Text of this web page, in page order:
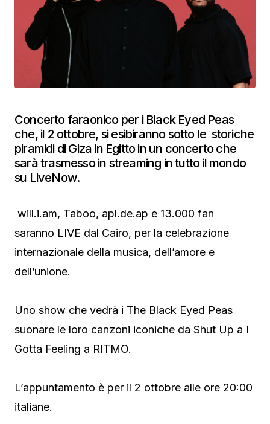
Concerto faraonico per i Black Eyed Peas
che, il 2 ottobre, si esibiranno sotto le storiche
piramidi di Giza in Egitto in un concerto che
sarà trasmesso in streaming in tutto il mondo
su LiveNow.
will.i.am, Taboo, apl.de.ap e 13.000 fan
saranno LIVE dal Cairo, per la celebrazione
internazionale della musica, dell’amore e
dell’unione.
Uno show che vedrà i The Black Eyed Peas
suonare le loro canzoni iconiche da Shut Up a I
Gotta Feeling a RITMO.
L’appuntamento è per il 2 ottobre alle ore 20:00
italiane.